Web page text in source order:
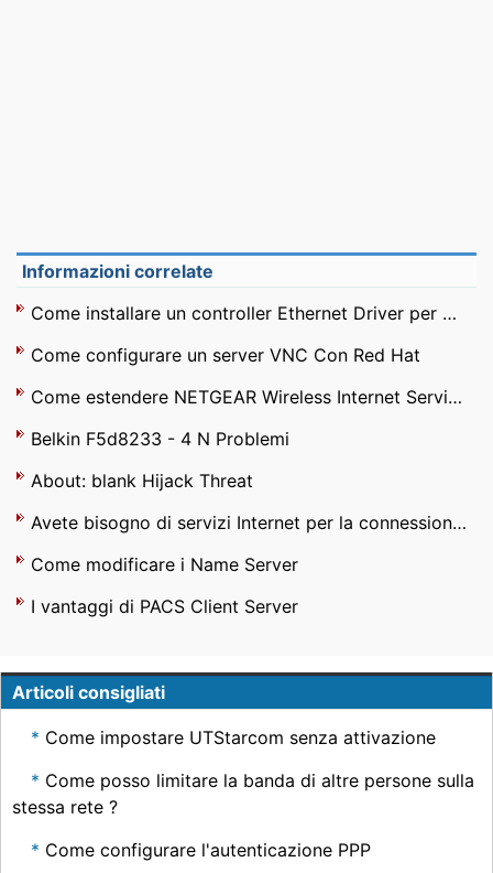
Informazioni correlate
Come installare un controller Ethernet Driver per Vista 32 - bit
Come configurare un server VNC Con Red Hat
Come estendere NETGEAR Wireless Internet Service
Belkin F5d8233 - 4 N Problemi
About: blank Hijack Threat
Avete bisogno di servizi Internet per la connessione a internet Wi -Fi con un adattatore Wi - Fi USB ?
Come modificare i Name Server
I vantaggi di PACS Client Server
Articoli consigliati
Come impostare UTStarcom senza attivazione
Come posso limitare la banda di altre persone sulla
stessa rete ?
Come configurare l'autenticazione PPP